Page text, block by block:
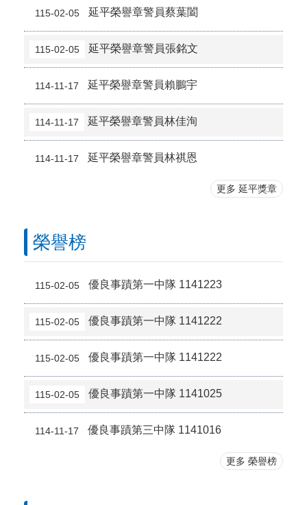
交通安全 你我有責:我看得見您 您看得見我
115-02-05 延平榮譽章警員蔡葉闔
115-02-05 延平榮譽章警員張銘文
114-11-17 延平榮譽章警員賴鵬宇
114-11-17 延平榮譽章警員林佳洵
114-11-17 延平榮譽章警員林祺恩
更多 延平獎章
榮譽榜
115-02-05 優良事蹟第一中隊 1141223
115-02-05 優良事蹟第一中隊 1141222
115-02-05 優良事蹟第一中隊 1141222
115-02-05 優良事蹟第一中隊 1141025
114-11-17 優良事蹟第三中隊 1141016
更多 榮譽榜